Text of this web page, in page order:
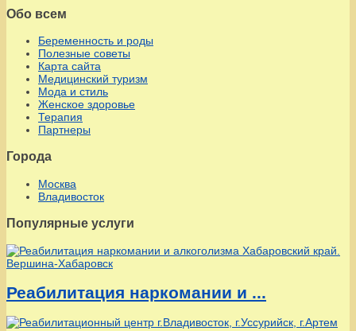
Обо всем
Беременность и роды
Полезные советы
Карта сайта
Медицинский туризм
Мода и стиль
Женское здоровье
Терапия
Партнеры
Города
Москва
Владивосток
Популярные услуги
Реабилитация наркомании и ...